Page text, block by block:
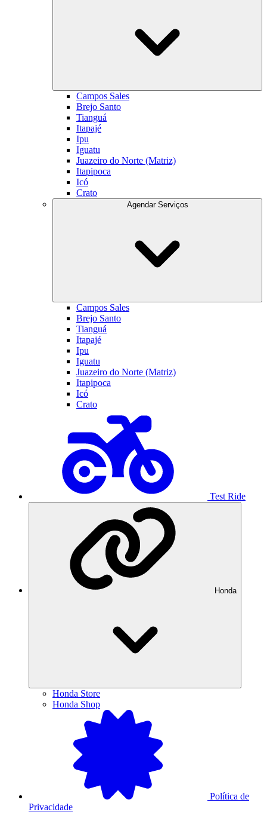
Campos Sales
Brejo Santo
Tianguá
Itapajé
Ipu
Iguatu
Juazeiro do Norte (Matriz)
Itapipoca
Icó
Crato
Campos Sales
Brejo Santo
Tianguá
Itapajé
Ipu
Iguatu
Juazeiro do Norte (Matriz)
Itapipoca
Icó
Crato
Test Ride
Honda
Honda Store
Honda Shop
Política de
Privacidade